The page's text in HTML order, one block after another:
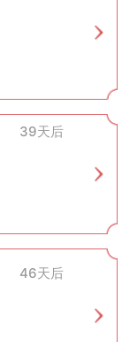
39天后
46天后